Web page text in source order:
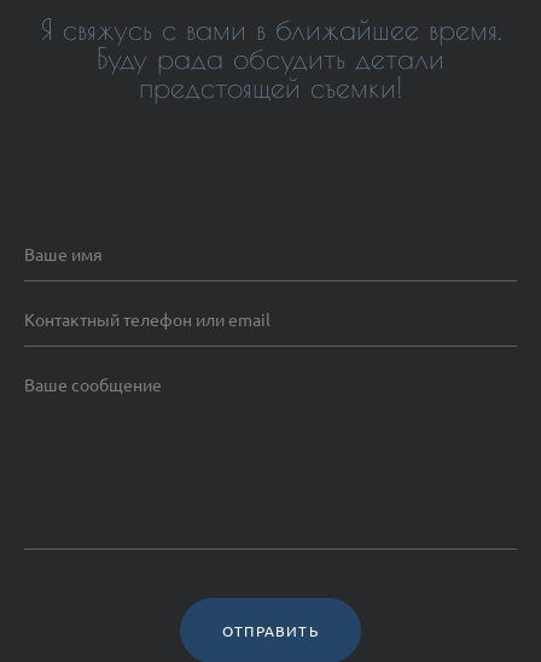
Я свяжусь с вами в ближайшее время.
Буду рада обсудить детали
предстоящей съемки!
ОТПРАВИТЬ